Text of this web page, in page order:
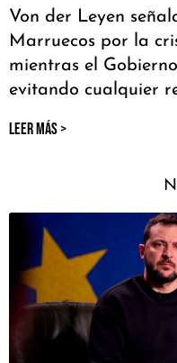
Von der Leyen
Marruecos por la
mientras el
evitando cualquier
LEER MÁS >